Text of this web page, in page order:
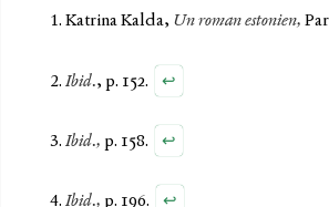
Katrina Kalda, Un roman estonien,
Ibid., p. 152. ↩
Ibid., p. 158. ↩
Ibid., p. 196. ↩